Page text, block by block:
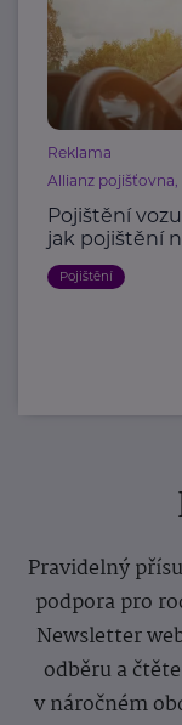
Reklama
Allianz pojišťovna,
Pojištění
jak pojištění
Pojištění
Pravidelný
podpora pro
Newsletter
odběru a
v náročném